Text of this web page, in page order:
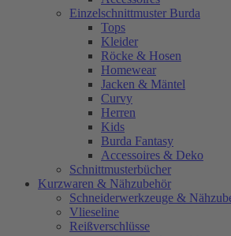
Einzelschnittmuster Burda
Tops
Kleider
Röcke & Hosen
Homewear
Jacken & Mäntel
Curvy
Herren
Kids
Burda Fantasy
Accessoires & Deko
Schnittmusterbücher
Kurzwaren & Nähzubehör
Schneiderwerkzeuge &
Vlieseline
Reißverschlüsse